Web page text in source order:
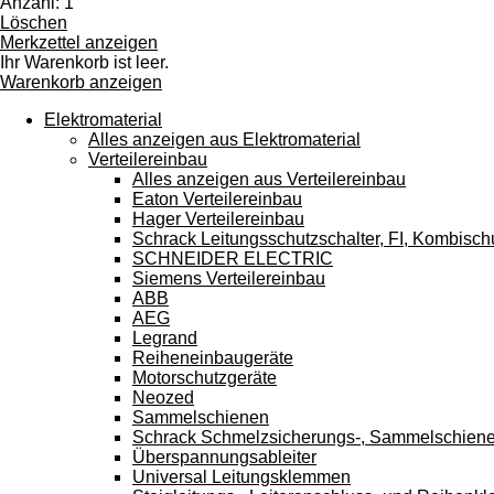
Löschen
Merkzettel anzeigen
Ihr Warenkorb ist leer.
Warenkorb anzeigen
Elektromaterial
Alles anzeigen aus Elektromaterial
Verteilereinbau
Alles anzeigen aus Verteilereinbau
Eaton Verteilereinbau
Hager Verteilereinbau
Schrack Leitungsschutzschalter, FI,
SCHNEIDER ELECTRIC
Siemens Verteilereinbau
ABB
AEG
Legrand
Reiheneinbaugeräte
Motorschutzgeräte
Neozed
Sammelschienen
Schrack Schmelzsicherungs-,
Überspannungsableiter
Universal Leitungsklemmen